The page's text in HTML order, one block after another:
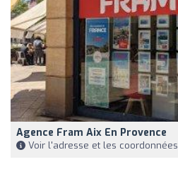
Agence Fram Aix En Provence
Voir l'adresse et les coordonnées